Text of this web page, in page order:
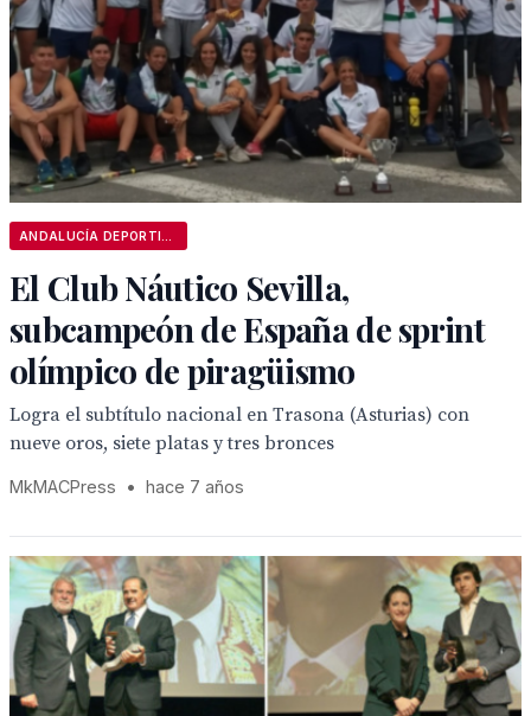
El Club Náutico Sevilla,
subcampeón de España de sprint
olímpico de piragüismo
Logra el subtítulo nacional en Trasona (Asturias) con
nueve oros, siete platas y tres bronces
MkMACPress • hace 7 años